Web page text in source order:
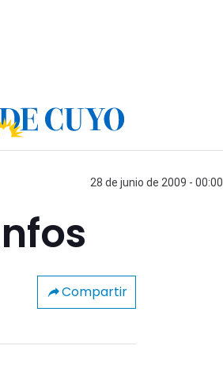
28 de junio de 2009 - 00:00
Compartir